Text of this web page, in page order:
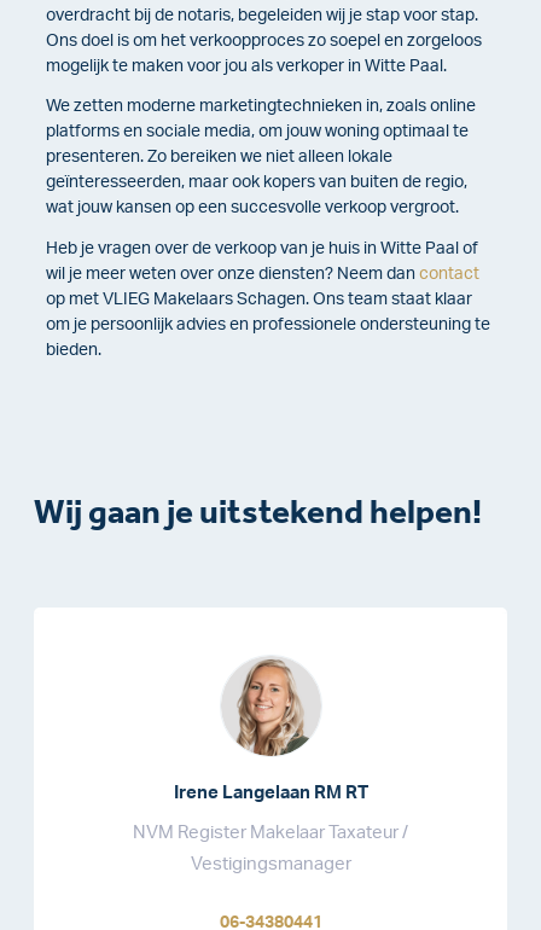
overdracht bij de notaris, begeleiden wij je stap voor stap.
Ons doel is om het verkoopproces zo soepel en zorgeloos
mogelijk te maken voor jou als verkoper in Witte Paal.
We zetten moderne marketingtechnieken in, zoals online
platforms en sociale media, om jouw woning optimaal te
presenteren. Zo bereiken we niet alleen lokale
geïnteresseerden, maar ook kopers van buiten de regio,
wat jouw kansen op een succesvolle verkoop vergroot.
Heb je vragen over de verkoop van je huis in Witte Paal of
wil je meer weten over onze diensten? Neem dan contact
op met VLIEG Makelaars Schagen. Ons team staat klaar
om je persoonlijk advies en professionele ondersteuning te
bieden.
Wij gaan je uitstekend helpen!
Irene Langelaan RM RT
NVM Register Makelaar Taxateur /
Vestigingsmanager
06-34380441